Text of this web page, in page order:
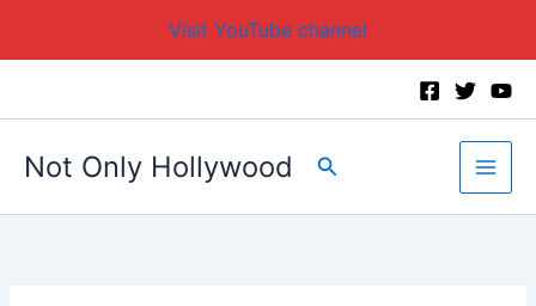
Visit YouTube channel
Not Only Hollywood Search